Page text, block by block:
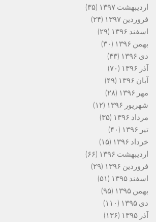
اردیبهشت ۱۳۹۷
(۳۵)
فروردین ۱۳۹۷
(۲۴)
اسفند ۱۳۹۶
(۲۹)
بهمن ۱۳۹۶
(۳۰)
دی ۱۳۹۶
(۴۳)
آذر ۱۳۹۶
(۷۰)
آبان ۱۳۹۶
(۴۹)
مهر ۱۳۹۶
(۲۸)
شهریور ۱۳۹۶
(۱۲)
مرداد ۱۳۹۶
(۳۵)
تیر ۱۳۹۶
(۴۰)
خرداد ۱۳۹۶
(۱۵)
اردیبهشت ۱۳۹۶
(۶۶)
فروردین ۱۳۹۶
(۲۹)
اسفند ۱۳۹۵
(۵۱)
بهمن ۱۳۹۵
(۹۵)
دی ۱۳۹۵
(۱۱۰)
آذر ۱۳۹۵
(۱۳۶)